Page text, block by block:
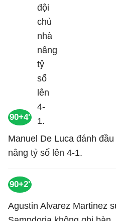
90+4'
Manuel De Luca đánh
nâng tỷ số lên 4-1.
90+2'
Agustin Alvarez Martinez